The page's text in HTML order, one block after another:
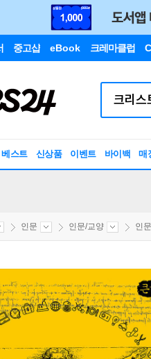
중고샵 eBook 크레마클럽
베스트 신상품 이벤트 바이백 매
인문 인문/교양 인